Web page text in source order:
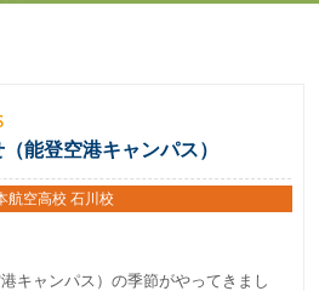
能登空港キャンパス）
航空高校 石川校
キャンパス）の季節がやってきまし